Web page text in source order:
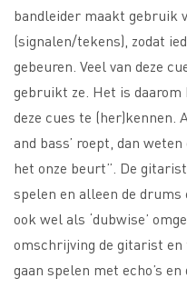
bandleider maakt gebruik
(signalen/tekens), zodat
gebeuren. Veel van deze
gebruikt ze. Het is
deze cues te (her)kennen.
and bass’ roept, dan
het onze beurt”. De
spelen en alleen de
ook wel als ‘dubwise’
omschrijving de gitarist
gaan spelen met echo’s